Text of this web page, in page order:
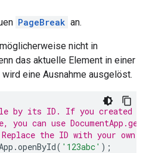
PageBreak an.
nicht in
das aktuelle Element in einer
eine Ausnahme ausgelöst.
by its ID. If you created
can use
the ID with your own.
.openById( '123abc' );